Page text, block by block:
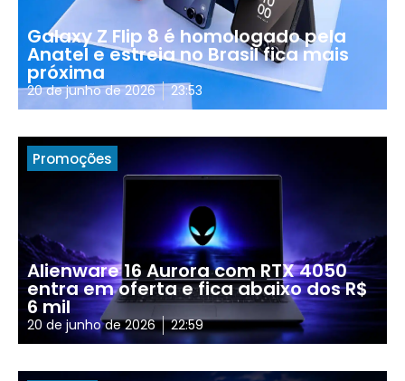
Galaxy Z Flip 8 é homologado pela
Anatel e estreia no Brasil fica mais
próxima
20 de junho de 2026 23:53
Promoções
Alienware 16 Aurora com RTX 4050
entra em oferta e fica abaixo dos R$
6 mil
20 de junho de 2026 22:59